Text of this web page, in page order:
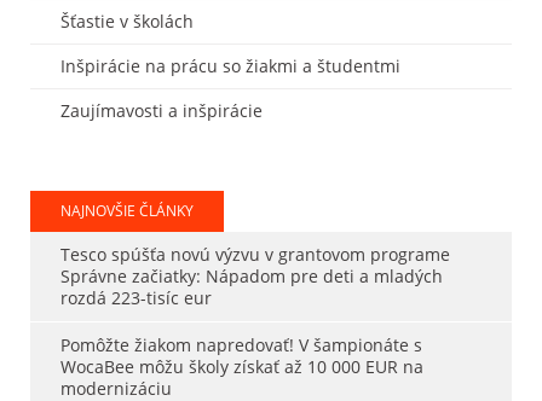
Šťastie v školách
Inšpirácie na prácu so žiakmi a študentmi
Zaujímavosti a inšpirácie
NAJNOVŠIE ČLÁNKY
Tesco spúšťa novú výzvu v grantovom programe
Správne začiatky: Nápadom pre deti a mladých
rozdá 223-tisíc eur
Pomôžte žiakom napredovať! V šampionáte s
WocaBee môžu školy získať až 10 000 EUR na
modernizáciu